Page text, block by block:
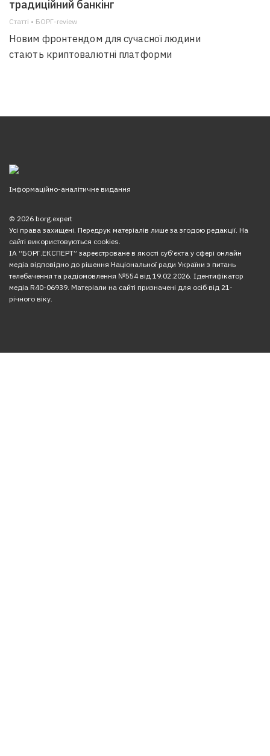
традиційний банкінг
Статті • БОРГ-review
Новим фронтендом для сучасної людини
стають криптовалютні платформи
Інформаційно-аналітичне видання
© 2026 borg.expert
Усі права захищені. Передрук матеріалів лише за згодою редакції. На
сайті використовуються cookies.
ІА “БОРГ.ЕКСПЕРТ” зареєстроване в якості суб’єкта у сфері онлайн
медіа відповідно до рішення Національної ради України з питань
телебачення та радіомовлення №554 від 19.02.2026. Ідентифікатор
медіа R40-06939. Матеріали на сайті призначені для осіб від 21-
річного віку.